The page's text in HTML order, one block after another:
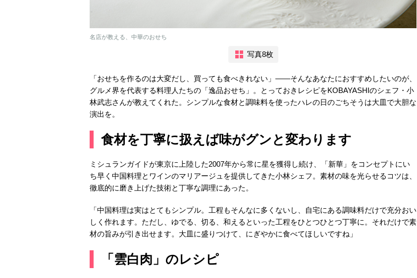
名店が教える、中華のおせち
写真8枚
「おせちを作るのは大変だし、買っても食べきれない」――そんなあなたにおすすめしたいのが、
グルメ界を代表する料理人たちの「逸品おせち」。とっておきレシピをKOBAYASHIのシェフ・小
林武志さんが教えてくれた。シンプルな食材と調味料を使ったハレの日のごちそうは大皿で大胆な
演出を。
食材を丁寧に扱えば味がグンと変わります
ミシュランガイドが東京に上陸した2007年から常に星を獲得し続け、「新華」をコンセプトにい
ち早く中国料理とワインのマリアージュを提供してきた小林シェフ。素材の味を光らせるコツは、
徹底的に磨き上げた技術と丁寧な調理にあった。
「中国料理は実はとてもシンプル。工程もそんなに多くないし、自宅にある調味料だけで充分おい
しく作れます。ただし、ゆでる、切る、和えるといった工程をひとつひとつ丁寧に。それだけで素
材の旨みが引き出せます。大皿に盛りつけて、にぎやかに食べてほしいですね」
「雲白肉」のレシピ